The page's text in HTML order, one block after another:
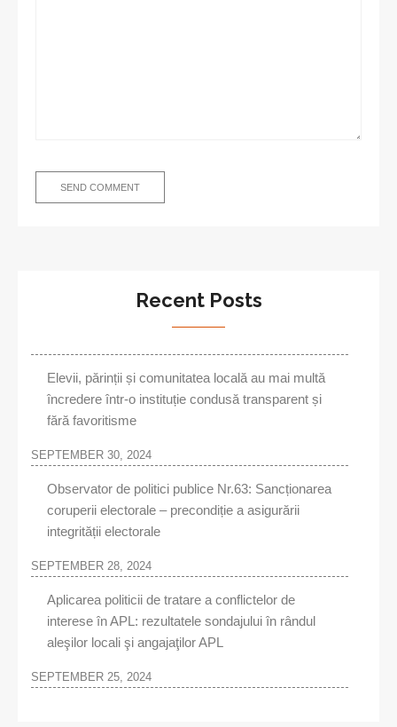
Recent Posts
Elevii, părinții și comunitatea locală au mai multă
încredere într-o instituție condusă transparent și
fără favoritisme
SEPTEMBER 30, 2024
Observator de politici publice Nr.63: Sancționarea
coruperii electorale – precondiție a asigurării
integrității electorale
SEPTEMBER 28, 2024
Aplicarea politicii de tratare a conflictelor de
interese în APL: rezultatele sondajului în rândul
aleşilor locali şi angajaţilor APL
SEPTEMBER 25, 2024